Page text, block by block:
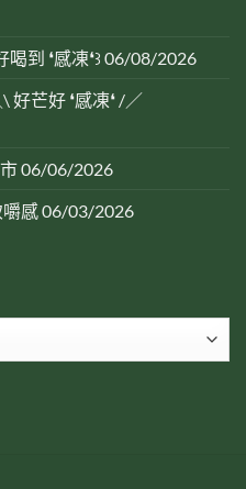
到 ❛感凍❛꒱ 06/08/2026
好芒好 ❛感凍❛ /／
06/06/2026
感06/03/2026